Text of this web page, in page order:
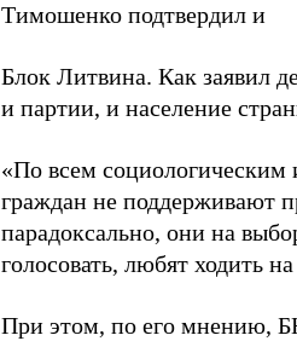
Тимошенко подтвердил и
Блок Литвина. Как заявил
и партии, и население
«По всем социологическим
граждан не поддерживают
парадоксально, они на
голосовать, любят ходить
При этом, по его мнению,